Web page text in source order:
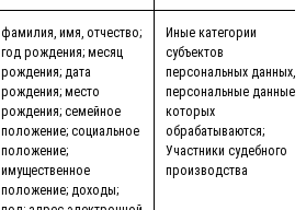
фамилия, имя, отчество;
год рождения; месяц
рождения; дата
рождения; место
рождения; семейное
положение; социальное
положение;
имущественное
положение; доходы;
Иные категории
субъектов
персональных данных,
персональные данные
которых
обрабатываются;
Участники судебного
производства